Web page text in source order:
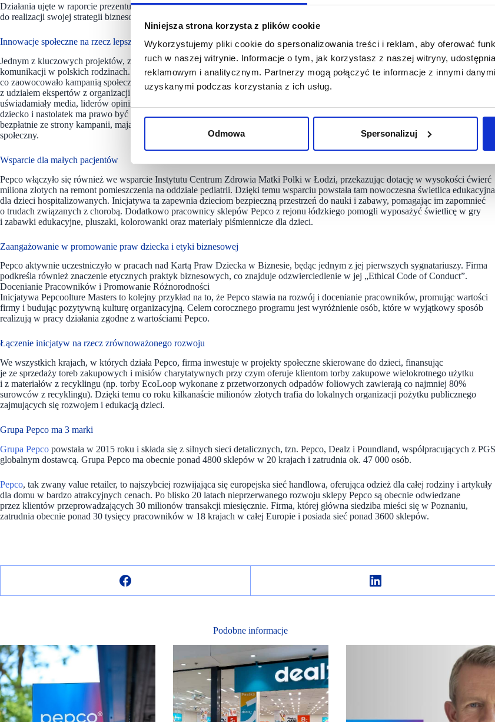
Niniejsza strona korzysta z plików cookie
Wykorzystujemy pliki cookie do spersonalizowania treści i reklam, aby oferować
ruch w naszej witrynie. Informacje o tym, jak korzystasz z naszej witryny,
reklamowym i analitycznym. Partnerzy mogą połączyć te informacje z innymi
uzyskanymi podczas korzystania z ich usług.
Odmowa Spersonalizuj
Działania ujęte w raporcie prezentują, w jaki sposób Pepco włącza zasady zrównoważonego rozwoju i odpowiedzialności społecznej
do realizacji swojej strategii biznesowej, będąc przykładem dla innych przedsiębiorstw.
Innowacje społeczne na rzecz lepszej komunikacji w rodzinie
Jednym z kluczowych projektów, za które Pepco zostało wyróżnione, jest badanie, którego celem było zrozumienie dynamiki
komunikacji w polskich rodzinach. Wyzwaniem było zidentyfikowanie barier i potrzeb komunikacyjnych między rodzicami a
co zaowocowało kampanią społeczną „Dom zaczyna się od serca” promującą zdrowe relacje rodzinne oraz przygotowaniem raportu
z udziałem ekspertów z organizacji pozarządowych zajmujących się wspieraniem dzieci i młodzieży. Badanie i kampania
uświadamiały media, liderów opinii i klientów Pepco, że dorośli nie zawsze rozumieją skomplikowany świat emocji dzieci, a każde
dziecko i nastolatek ma prawo być wysłuchanym, zrozumianym i akceptowanym. Kampanii towarzyszyły karty do gry do pobrania
bezpłatnie ze strony kampanii, mające ułatwić domowe rozmowy – jako zachęta do dyskusji i pomoc w odpowiedzi na realny problem
społeczny.
Wsparcie dla małych pacjentów
Pepco włączyło się również we wsparcie Instytutu Centrum Zdrowia Matki Polki w Łodzi, przekazując dotację w wysokości ćwierć
miliona złotych na remont pomieszczenia na oddziale pediatrii. Dzięki temu wsparciu powstała tam nowoczesna świetlica edukacyjna
dla dzieci hospitalizowanych. Inicjatywa ta zapewnia dzieciom bezpieczną przestrzeń do nauki i zabawy, pomagając im zapomnieć
o trudach związanych z chorobą. Dodatkowo pracownicy sklepów Pepco z rejonu łódzkiego pomogli wyposażyć świetlicę w gry
i zabawki edukacyjne, pluszaki, kolorowanki oraz materiały piśmiennicze dla dzieci.
Zaangażowanie w promowanie praw dziecka i etyki biznesowej
Pepco aktywnie uczestniczyło w pracach nad Kartą Praw Dziecka w Biznesie, będąc jednym z jej pierwszych sygnatariuszy. Firma
podkreśla również znaczenie etycznych praktyk biznesowych, co znajduje odzwierciedlenie w jej „Ethical Code of Conduct”.
Docenianie Pracowników i Promowanie Różnorodności
Inicjatywa Pepcoolture Masters to kolejny przykład na to, że Pepco stawia na rozwój i docenianie pracowników, promując wartości
firmy i budując pozytywną kulturę organizacyjną. Celem corocznego programu jest wyróżnienie osób, które w wyjątkowy sposób
realizują w pracy działania zgodne z wartościami Pepco.
Łączenie inicjatyw na rzecz zrównoważonego rozwoju
We wszystkich krajach, w których działa Pepco, firma inwestuje w projekty społeczne skierowane do dzieci, finansując
je ze sprzedaży toreb zakupowych i misiów charytatywnych przy czym oferuje klientom torby zakupowe wielokrotnego użytku
i z materiałów z recyklingu (np. torby EcoLoop wykonane z przetworzonych odpadów foliowych zawierają co najmniej 80%
surowców z recyklingu). Dzięki temu co roku kilkanaście milionów złotych trafia do lokalnych organizacji pożytku publicznego
zajmujących się rozwojem i edukacją dzieci.
Grupa Pepco ma 3 marki
Grupa Pepco powstała w 2015 roku i składa się z silnych sieci detalicznych, tzn. Pepco, Dealz i Poundland, współpracujących z
globalnym dostawcą. Grupa Pepco ma obecnie ponad 4800 sklepów w 20 krajach i zatrudnia ok. 47 000 osób.
Pepco, tak zwany value retailer, to najszybciej rozwijająca się europejska sieć handlowa, oferująca odzież dla całej rodziny i artykuły
dla domu w bardzo atrakcyjnych cenach. Po blisko 20 latach nieprzerwanego rozwoju sklepy Pepco są obecnie odwiedzane
przez klientów przeprowadzających 30 milionów transakcji miesięcznie. Firma, której główna siedziba mieści się w Poznaniu,
zatrudnia obecnie ponad 30 tysięcy pracowników w 18 krajach w całej Europie i posiada sieć ponad 3600 sklepów.
Podobne informacje